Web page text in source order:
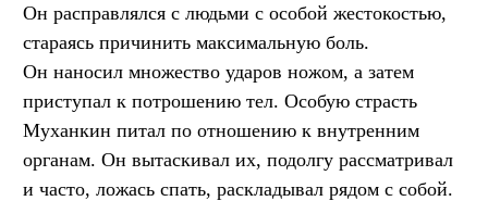
Он расправлялся с людьми с особой жестокостью,
стараясь причинить максимальную боль.
Он наносил множество ударов ножом, а затем
приступал к потрошению тел. Особую страсть
Муханкин питал по отношению к внутренним
органам. Он вытаскивал их, подолгу рассматривал
и часто, ложась спать, раскладывал рядом с собой.